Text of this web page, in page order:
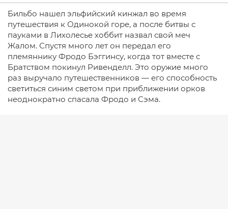
Бильбо нашел эльфийский кинжал во время
путешествия к Одинокой горе, а после битвы с
пауками в Лихолесье хоббит назвал свой меч
Жалом. Спустя много лет он передал его
племяннику Фродо Бэггинсу, когда тот вместе с
Братством покинул Ривенделл. Это оружие много
раз выручало путешественников — его способность
светиться синим светом при приближении орков
неоднократно спасала Фродо и Сэма.